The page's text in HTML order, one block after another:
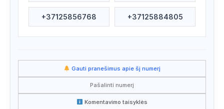
Paieška 2026/07/10 01:47
Paieška 2026/07/09 06:27
Paieška 2026/07/08 17:43
+37125856768 +37125884805
Gauti pranešimus apie šį numerį
Pašalinti numerį
Komentavimo taisyklės